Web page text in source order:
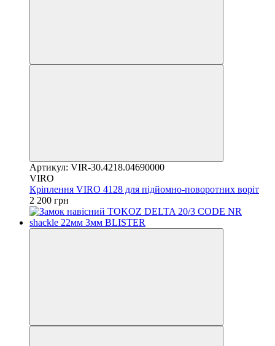
Артикул: VIR-30.4218.04690000
VIRO
Кріплення VIRO 4128 для підйомно-поворотних воріт
2 200 грн